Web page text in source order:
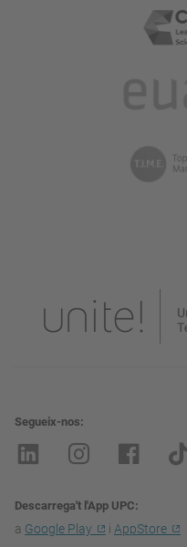
Segueix-nos
Descarrega't l'App UPC
a Google Play i AppStore